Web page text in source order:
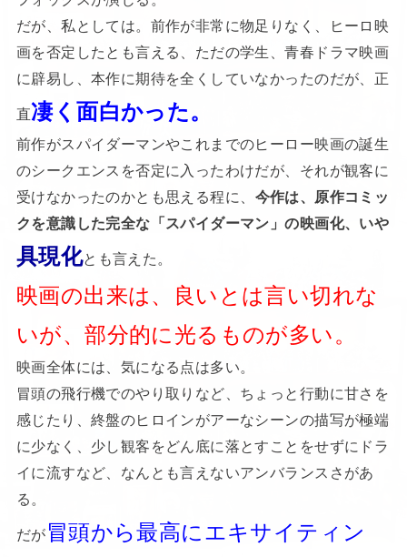
だが、私としては。前作が非常に物足りなく、ヒーロ映
画を否定したとも言える、ただの学生、青春ドラマ映画
に辟易し、本作に期待を全くしていなかったのだが、正
直凄く面白かった。
前作がスパイダーマンやこれまでのヒーロー映画の誕生
のシークエンスを否定に入ったわけだが、それが観客に
受けなかったのかとも思える程に、 今作は、原作コミッ
クを意識した完全な「スパイダーマン」の映画化、いや
具現化とも言えた。
映画の出来は、良いとは言い切れな
いが、部分的に光るものが多い。
映画全体には、気になる点は多い。
冒頭の飛行機でのやり取りなど、ちょっと行動に甘さを
感じたり、終盤のヒロインがアーなシーンの描写が極端
に少なく、少し観客をどん底に落とすことをせずにドラ
イに流すなど、なんとも言えないアンバランスさがあ
る。
だが 冒頭から最高にエキサイティン